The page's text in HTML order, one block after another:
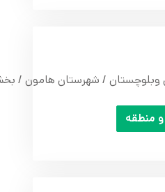
وبلوچستان / شهرستان هامون /
منطقه